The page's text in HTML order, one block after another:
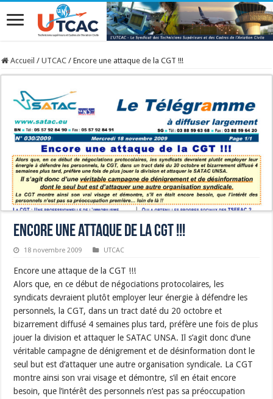
Accueil / UTCAC / Encore une attaque de la CGT !!!
Encore une attaque de la CGT !!!
18 novembre 2009 UTCAC
Encore une attaque de la CGT !!!
Alors que, en ce début de négociations protocolaires, les
syndicats devraient plutôt employer leur énergie à défendre les
personnels, la CGT, dans un tract daté du 20 octobre et
bizarrement diffusé 4 semaines plus tard, préfère une fois de plus
jouer la division et attaquer le SATAC UNSA. Il s’agit donc d’une
véritable campagne de dénigrement et de désinformation dont le
seul but est d’attaquer une autre organisation syndicale. La CGT
montre ainsi son vrai visage et démontre, s’il en était encore
besoin, que l’intérêt des personnels n’est pas sa préoccupation